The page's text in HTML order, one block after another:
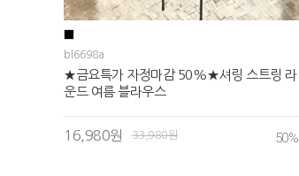
bl6698a
★금요특가 자정마감 50%★셔링 스트링 라
운드 여름 블라우스
16,980원 33,980원 50%